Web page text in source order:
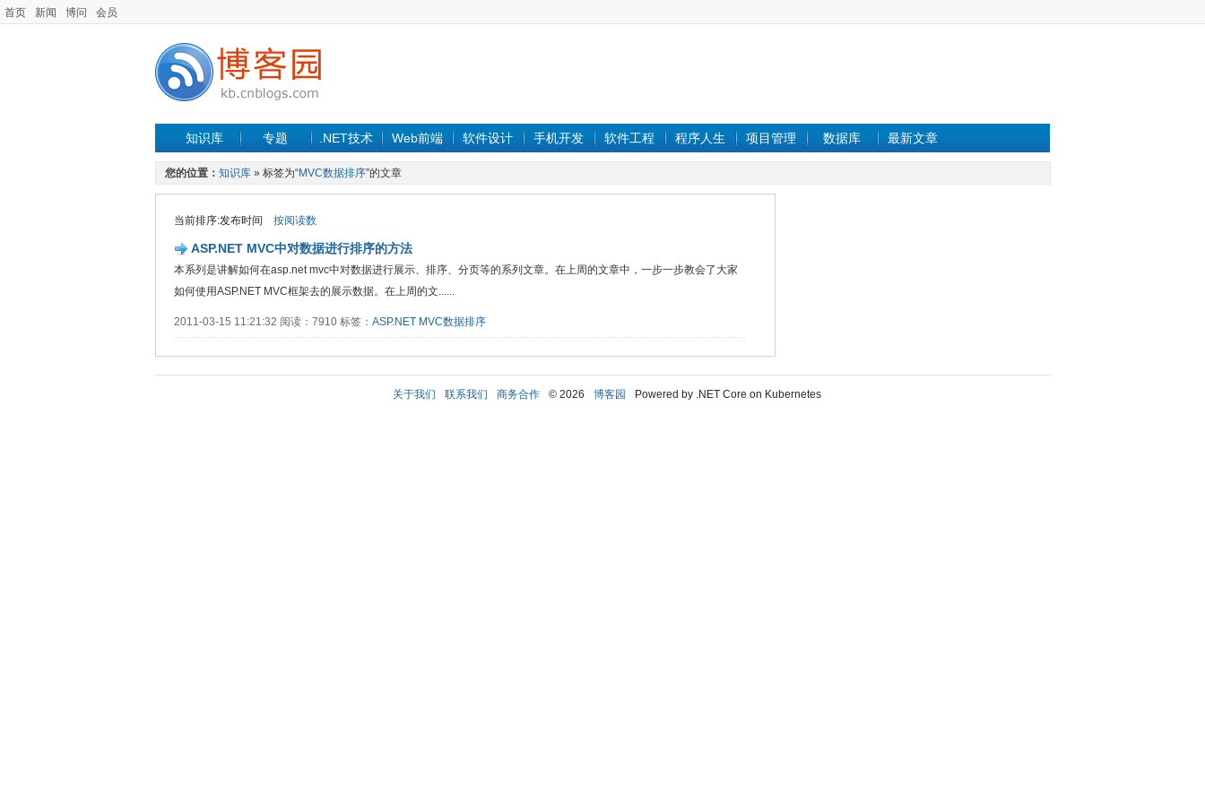
首页 新闻 博问 会员
知识库 专题 .NET技术 Web前端 软件设计 手机开发 软件工程 程序人生 项目管理 数据库 最新文章
您的位置： 知识库 » 标签为“MVC数据排序”的文章
当前排序:发布时间 按阅读数
ASP.NET MVC中对数据进行排序的方法
本系列是讲解如何在asp.net mvc中对数据进行展示、排序、分页等的系列文章。在上周的文章中，一步一步教会了大家
如何使用ASP.NET MVC框架去的展示数据。在上周的文......
2011-03-15 11:21:32 阅读：7910 标签： ASP.NET MVC数据排序
关于我们 联系我们 商务合作 © 2026 博客园 Powered by .NET Core on Kubernetes